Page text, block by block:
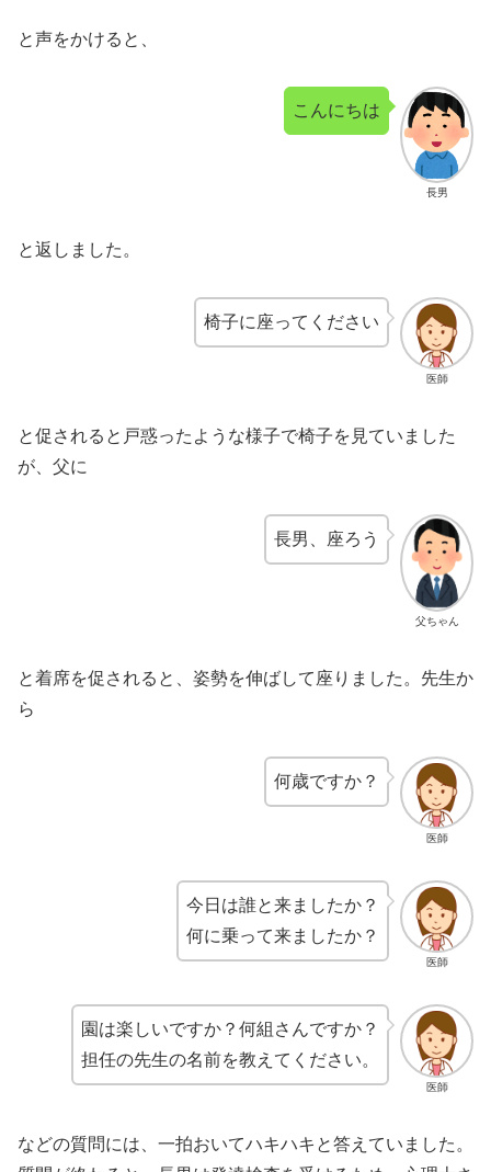
と声をかけると、
長男
こんにちは
と返しました。
医師
椅子に座ってください
と促されると戸惑ったような様子で椅子を見ていました
が、父に
父ちゃん
長男、座ろう
と着席を促されると、姿勢を伸ばして座りました。先生か
ら
医師
何歳ですか？
医師
今日は誰と来ましたか？
何に乗って来ましたか？
医師
園は楽しいですか？何組さんですか？
担任の先生の名前を教えてください。
などの質問には、一拍おいてハキハキと答えていました。